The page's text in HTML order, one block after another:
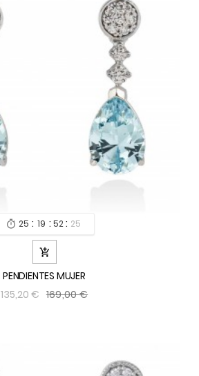
 25 : 19 : 52 : 24

PENDIENTES MUJER
135,20 € 169,00 €